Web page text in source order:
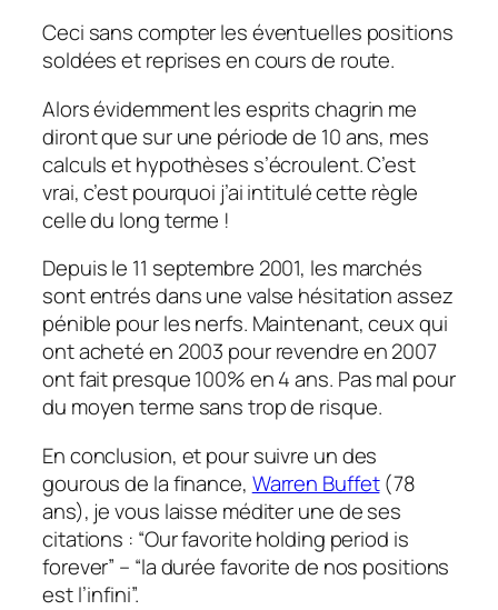
Ceci sans compter les éventuelles positions
soldées et reprises en cours de route.
Alors évidemment les esprits chagrin me
diront que sur une période de 10 ans, mes
calculs et hypothèses s’écroulent. C’est
vrai, c’est pourquoi j’ai intitulé cette règle
celle du long terme !
Depuis le 11 septembre 2001, les marchés
sont entrés dans une valse hésitation assez
pénible pour les nerfs. Maintenant, ceux qui
ont acheté en 2003 pour revendre en 2007
ont fait presque 100% en 4 ans. Pas mal pour
du moyen terme sans trop de risque.
En conclusion, et pour suivre un des
gourous de la finance, Warren Buffet(78
ans), je vous laisse méditer une de ses
citations : “Our favorite holding period is
forever” – “la durée favorite de nos positions
est l’infini”.